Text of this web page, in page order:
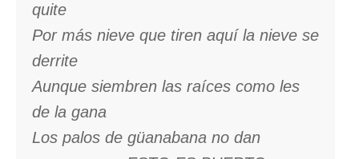
quite
Por más nieve que tiren aquí la nieve se
derrite
Aunque siembren las raíces como les
de la gana
Los palos de güanabana no dan